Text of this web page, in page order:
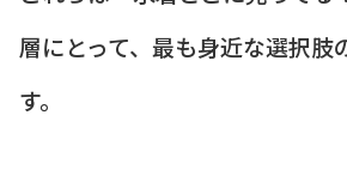
層にとって、最も身近な選択肢
す。